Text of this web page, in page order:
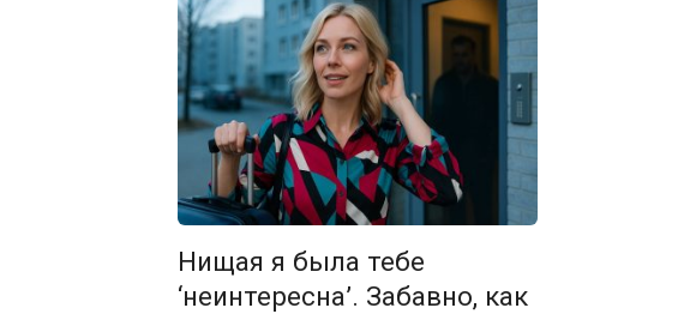
Нищая я была тебе
‘неинтересна’. Забавно, как